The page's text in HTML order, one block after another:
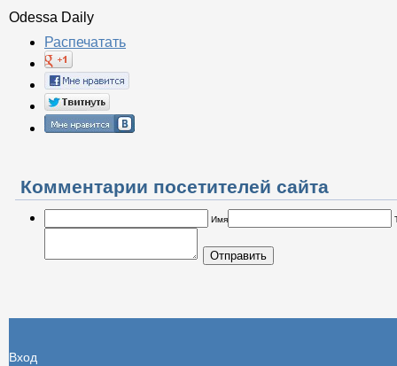
Odessa Daily
Распечатать
Комментарии посетителей сайта
Имя
Отправить